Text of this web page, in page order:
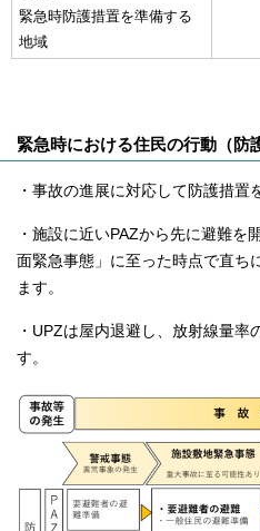
緊急時防護措置を準備する
地域
緊急時における住民の行動（防
・事故の進展に対応して防護措置
・施設に近いPAZから先に避難を
面緊急事態」に至った時点で直ち
ます。
・UPZは屋内退避し、放射線量率
す。